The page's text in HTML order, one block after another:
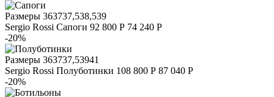
Размеры 363737,538,539
Sergio Rossi Сапоги 92 800 Р 74 240 Р
-20%
Размеры 363737,53941
Sergio Rossi Полуботинки 108 800 Р 87 040 Р
-20%